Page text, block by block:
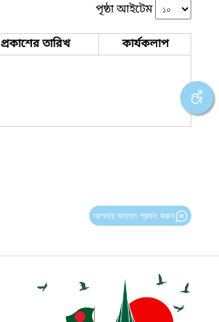
পৃষ্ঠা আইটেম
প্রকাশের তারিখ কার্যকলাপ
আপনার মতামত প্রদান করুন